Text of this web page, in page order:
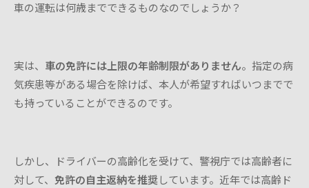
車の運転は何歳までできるものなのでしょうか？
実は、 車の免許には上限の年齢制限がありません。指定の病
気疾患等がある場合を除けば、本人が希望すればいつまでで
も持っていることができるのです。
しかし、ドライバーの高齢化を受けて、警視庁では高齢者に
対して、 免許の自主返納を推奨しています。近年では高齢ド